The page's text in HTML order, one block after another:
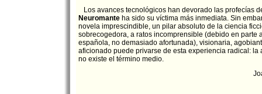
Los avances tecnológicos han devorado las profecías
Neuromante ha sido su víctima más inmediata. Sin
novela imprescindible, un pilar absoluto de la ciencia
sobrecogedora, a ratos incomprensible (debido en parte
española, no demasiado afortunada), visionaria,
aficionado puede privarse de esta experiencia radical: la
no existe el término medio.